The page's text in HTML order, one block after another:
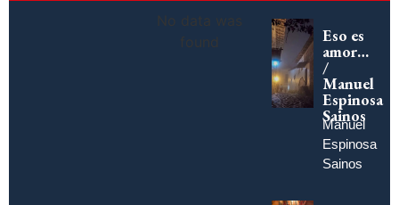
No data was
found
Eso es
amor…
/
Manuel
Espinosa
Sainos
Manuel
Espinosa
Sainos